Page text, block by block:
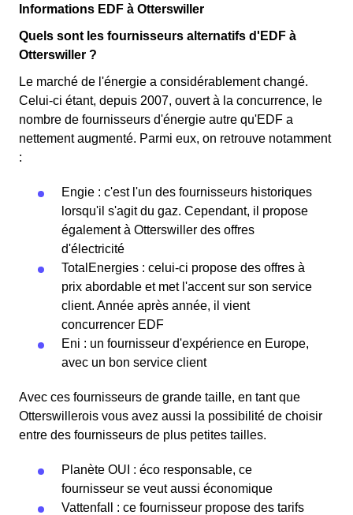
Informations EDF à Otterswiller
Quels sont les fournisseurs alternatifs d'EDF à
Otterswiller ?
Le marché de l'énergie a considérablement changé.
Celui-ci étant, depuis 2007, ouvert à la concurrence, le
nombre de fournisseurs d'énergie autre qu'EDF a
nettement augmenté. Parmi eux, on retrouve notamment
:
Engie : c'est l'un des fournisseurs historiques
lorsqu'il s'agit du gaz. Cependant, il propose
également à Otterswiller des offres
d'électricité
TotalEnergies : celui-ci propose des offres à
prix abordable et met l'accent sur son service
client. Année après année, il vient
concurrencer EDF
Eni : un fournisseur d'expérience en Europe,
avec un bon service client
Avec ces fournisseurs de grande taille, en tant que
Otterswillerois vous avez aussi la possibilité de choisir
entre des fournisseurs de plus petites tailles.
Planète OUI : éco responsable, ce
fournisseur se veut aussi économique
Vattenfall : ce fournisseur propose des tarifs